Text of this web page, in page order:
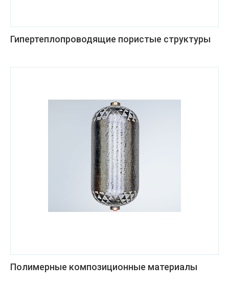
Гипертеплопроводящие пористые структуры
Полимерные композиционные материалы